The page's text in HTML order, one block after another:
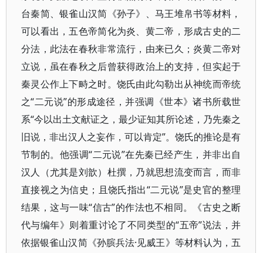
台秦简、银雀山汉简《孙子》、马王堆帛书等材料，
可以看出，五色帝简化为炎、黄二帝，形成古史的二
分法，此法在春秋非常流行，由来已久；炎黄二帝对
立说，虽在春秋之后曾获得政治上的支持，但实起于
秦灵公作上下畤之时。饶氏由此勾勒出从神统而帝统
之“二元说”的形成途径，并强调《世本》诸书所载世
系“今以出土文献证之，最少证知其所论述，乃先秦之
旧说，非出汉人之妄作，可以肯定”。饶氏的推论是有
节制的。他强调“二元说”在先秦已经产生，并非出自
汉人（尤其是刘歆）杜撰，乃就思想流变而言，而非
直接视之为信史；且饶氏指出“二元说”是史官的整理
结果，这与一味“信古”的作法也不相同。《古史之断
代与编年》则着重讨论了不同类型的“五帝”说法，并
依据银雀山汉简《孙膑兵法·见威王》等材料认为，五